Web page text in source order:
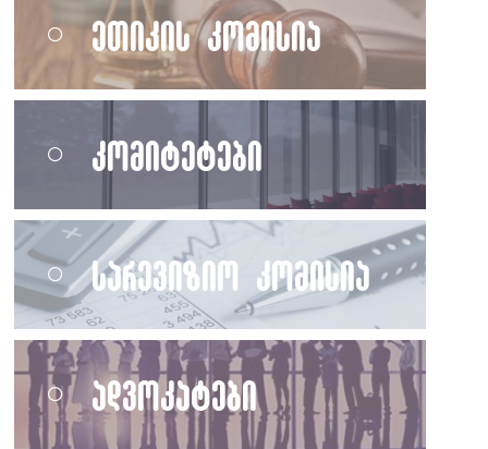
ეთიკის კომისია
კომიტეტები
სარევიზიო კომისია
ადვოკატები